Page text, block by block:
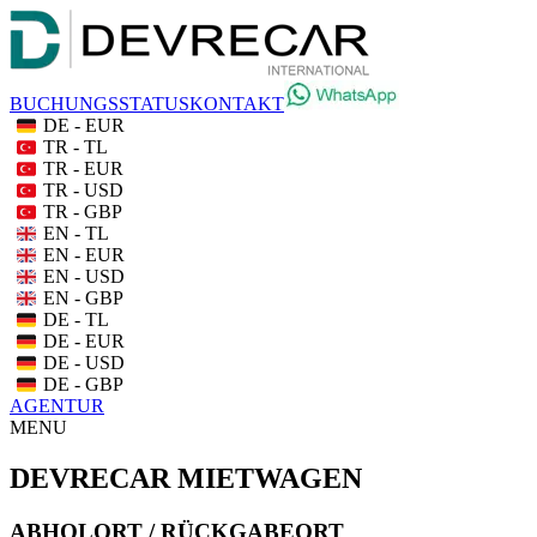
BUCHUNGSSTATUSKONTAKT
DE - EUR
TR - TL
TR - EUR
TR - USD
TR - GBP
EN - TL
EN - EUR
EN - USD
EN - GBP
DE - TL
DE - EUR
DE - USD
DE - GBP
AGENTUR
MENU
DEVRECAR MIETWAGEN
ABHOLORT / RÜCKGABEORT